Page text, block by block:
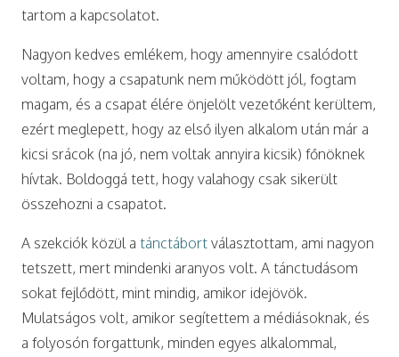
tartom a kapcsolatot.
Nagyon kedves emlékem, hogy amennyire csalódott
voltam, hogy a csapatunk nem működött jól, fogtam
magam, és a csapat élére önjelölt vezetőként kerültem,
ezért meglepett, hogy az első ilyen alkalom után már a
kicsi srácok (na jó, nem voltak annyira kicsik) főnöknek
hívtak. Boldoggá tett, hogy valahogy csak sikerült
összehozni a csapatot.
A szekciók közül a tánctábort választottam, ami nagyon
tetszett, mert mindenki aranyos volt. A tánctudásom
sokat fejlődött, mint mindig, amikor idejövök.
Mulatságos volt, amikor segítettem a médiásoknak, és
a folyosón forgattunk, minden egyes alkalommal,